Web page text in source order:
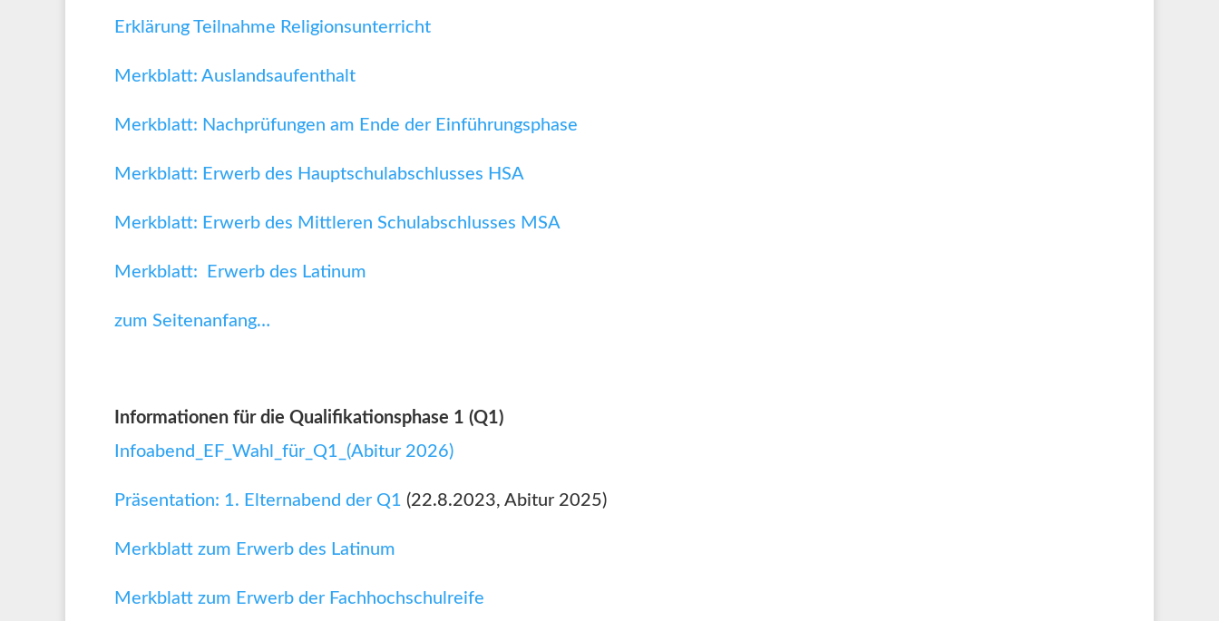
Erklärung Teilnahme Religionsunterricht
Merkblatt: Auslandsaufenthalt
Merkblatt: Nachprüfungen am Ende der Einführungsphase
Merkblatt: Erwerb des Hauptschulabschlusses HSA
Merkblatt: Erwerb des Mittleren Schulabschlusses MSA
Merkblatt: Erwerb des Latinum
zum Seitenanfang…
Informationen für die Qualifikationsphase 1 (Q1)
Infoabend_EF_Wahl_für_Q1_(Abitur 2026)
Präsentation: 1. Elternabend der Q1 (22.8.2023, Abitur 2025)
Merkblatt zum Erwerb des Latinum
Merkblatt zum Erwerb der Fachhochschulreife